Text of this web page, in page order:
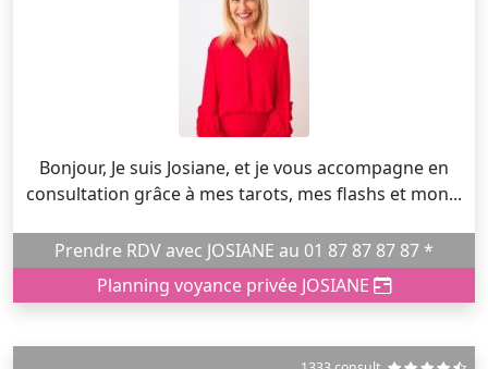
Bonjour, Je suis Josiane, et je vous accompagne en
consultation grâce à mes tarots, mes flashs et mon...
Prendre RDV avec JOSIANE au 01 87 87 87 87 *
Planning voyance privée JOSIANE